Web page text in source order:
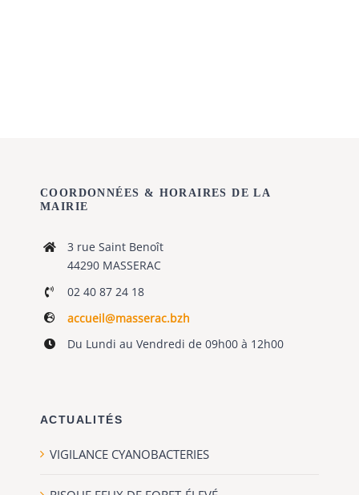
COORDONNÉES & HORAIRES DE LA
MAIRIE
3 rue Saint Benoît
44290 MASSERAC
02 40 87 24 18
accueil@masserac.bzh
Du Lundi au Vendredi de 09h00 à 12h00
ACTUALITÉS
VIGILANCE CYANOBACTERIES